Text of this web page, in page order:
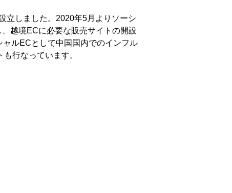
立しました。2020年5月よりソーシ
越境ECに必要な販売サイトの開設
ルECとして中国国内でのインフル
行なっています。